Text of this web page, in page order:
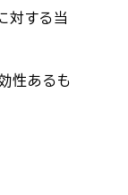
対する当
性あるも